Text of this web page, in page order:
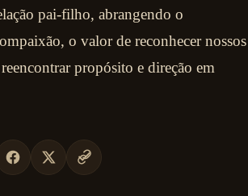
pai-filho, abrangendo o
o valor de reconhecer nossos
propósito e direção em